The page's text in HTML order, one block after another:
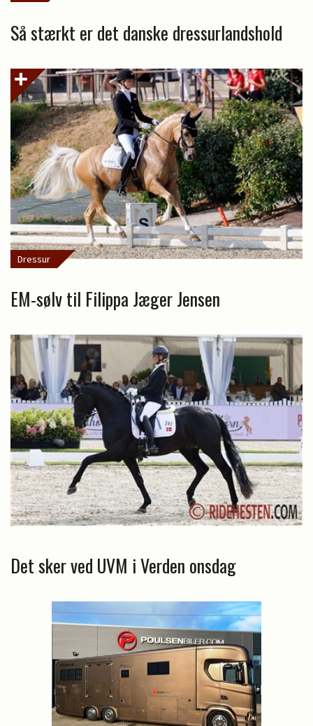
Så stærkt er det danske dressurlandshold
Dressur
EM-sølv til Filippa Jæger Jensen
Det sker ved UVM i Verden onsdag